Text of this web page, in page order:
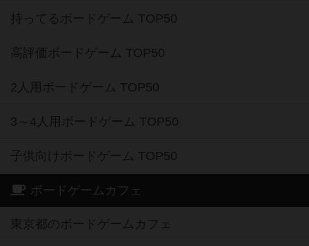
持ってるボードゲーム TOP50
高評価ボードゲーム TOP50
2人用ボードゲーム TOP50
3～4人用ボードゲーム TOP50
子供向けボードゲーム TOP50
ボードゲームカフェ
東京都のボードゲームカフェ